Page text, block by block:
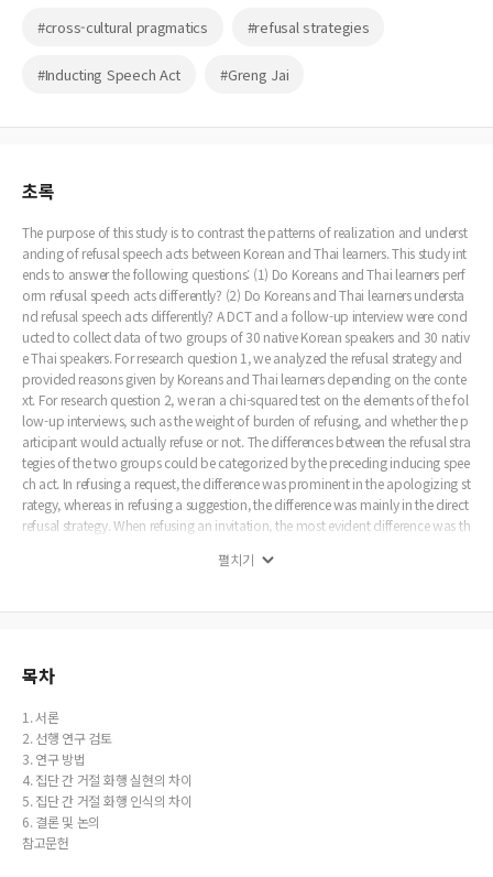
#cross-cultural pragmatics #refusal strategies
#Inducting Speech Act #Greng Jai
초록
The purpose of this study is to contrast the patterns of realization and underst
anding of refusal speech acts between Korean and Thai learners. This study int
ends to answer the following questions: (1) Do Koreans and Thai learners perf
orm refusal speech acts differently? (2) Do Koreans and Thai learners understa
nd refusal speech acts differently? A DCT and a follow-up interview were cond
ucted to collect data of two groups of 30 native Korean speakers and 30 nativ
e Thai speakers. For research question 1, we analyzed the refusal strategy and
provided reasons given by Koreans and Thai learners depending on the conte
xt. For research question 2, we ran a chi-squared test on the elements of the fol
low-up interviews, such as the weight of burden of refusing, and whether the p
articipant would actually refuse or not. The differences between the refusal stra
tegies of the two groups could be categorized by the preceding inducing spee
ch act. In refusing a request, the difference was prominent in the apologizing st
rategy, whereas in refusing a suggestion, the difference was mainly in the direct
refusal strategy. When refusing an invitation, the most evident difference was th
fusal to people with high social status, Koreans gave more specific reasons for
hen refusing an invitation, Koreans primarily mentioned the relationship, and T
cial status, and a suggestion or invitation from people with high level of intima
nswering whether they would actually refuse or not, Koreans tried not to make
a refusal to people with high level of intimacy, and such a trend was not evide
nt among the Thai. This study can help us better understand the learner’s prag
matic failure, and serve as a basis in establishing a curriculum for teaching spe
ech acts.
펼치기
목차
1. 서론
2. 선행 연구 검토
3. 연구 방법
4. 집단 간 거절 화행 실현의 차이
5. 집단 간 거절 화행 인식의 차이
6. 결론 및 논의
참고문헌